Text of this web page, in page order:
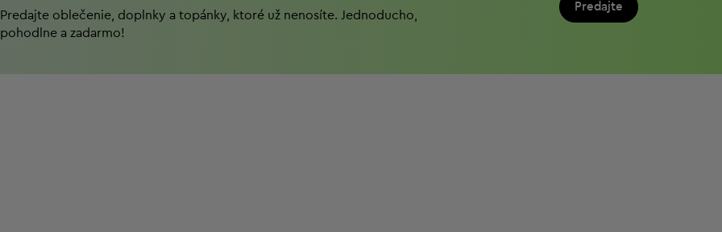
Predajte oblečenie, doplnky a topánky, ktoré už nenosíte. Jednoduchо,
pohodlnе a zadarmo!
Predajte